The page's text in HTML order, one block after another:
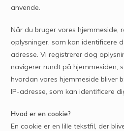
anvende.
Når du bruger vores hjemmeside,
oplysninger, som kan identificere
adresse. Vi registrerer dog
navigerer rundt på hjemmesiden,
hvordan vores hjemmeside bliver
IP-adresse, som kan identificere
Hvad er en cookie?
En cookie er en lille tekstfil, der